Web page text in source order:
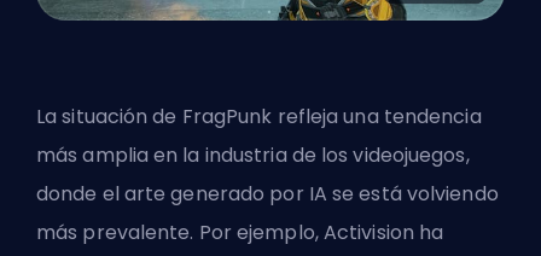
La situación de FragPunk refleja una tendencia
más amplia en la industria de los videojuegos,
donde el arte generado por IA se está volviendo
más prevalente. Por ejemplo, Activision ha